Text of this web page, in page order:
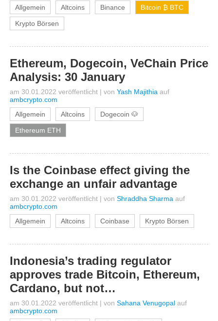
Allgemein Altcoins Binance Bitcoin ₿ BTC
Krypto Börsen
Ethereum, Dogecoin, VeChain Price
Analysis: 30 January
am 30.01.2022 veröffentlicht | von Yash Majithia auf
ambcrypto.com
Allgemein
Altcoins Dogecoin 🐶
Ethereum ETH
Is the Coinbase effect giving the
exchange an unfair advantage
am 30.01.2022 veröffentlicht | von Shraddha Sharma auf
ambcrypto.com
Allgemein
Altcoins Coinbase Krypto Börsen
Indonesia’s trading regulator
approves trade Bitcoin, Ethereum,
Cardano, but not…
am 30.01.2022 veröffentlicht | von Sahana Venugopal auf
ambcrypto.com